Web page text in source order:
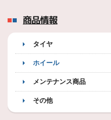
商品情報
タイヤ
ホイール
メンテナンス商品
その他